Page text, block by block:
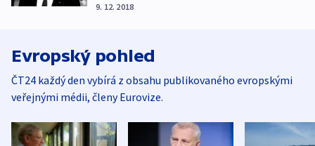
9. 12. 2018
Evropský pohled
ČT24 každý den vybírá z obsahu publikovaného evropskými
veřejnými médii, členy Eurovize.